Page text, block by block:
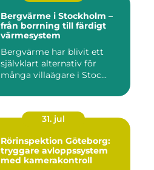
Bergvärme i Stockholm –
från borrning till färdigt
värmesystem
Bergvärme har blivit ett
självklart alternativ för
många villaägare i Stoc...
31. jul
Rörinspektion Göteborg:
tryggare avloppssystem
med kamerakontroll